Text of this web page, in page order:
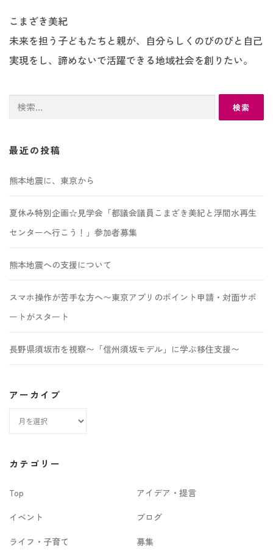
こまざき美紀
未来を担う子どもたちと親が、自分らしくのびのびと自己
実現をし、諦めないで活躍できる地域社会を創りたい。
検
最近の投稿
熊本地震に、東京から
夏休み特別企画☆見学会「都議会議員こまざき美紀と浮間水再生
センターへ行こう！」参加者募集
熊本地震への支援について
スマホ操作が苦手な方へ〜東京アプリのポイント申請・対面サポ
ートがスタート
長野県須坂市を視察〜「信州須坂モデル」に学ぶ移住支援〜
アーカイブ
カ
ブ
カテゴリー
Top
アイデア・提言
イベント
ブログ
ライフ・子育て
募集